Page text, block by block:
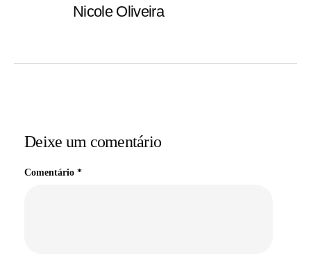
Nicole Oliveira
Deixe um comentário
Comentário *